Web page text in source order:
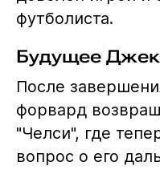
футболиста.
Будущее
После
форвард
"Челси", где
вопрос о его